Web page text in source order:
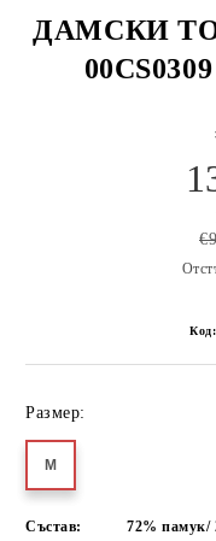
ДАМСКИ
Код:
Размер:
M
Състав:
72% памук/